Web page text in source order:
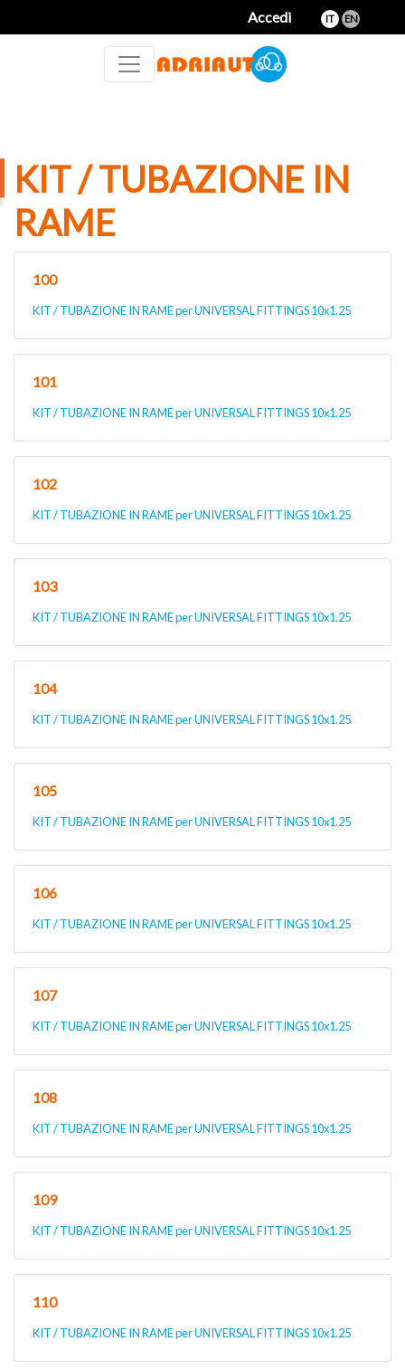
Accedi IT EN
KIT / TUBAZIONE IN
RAME
100
KIT / TUBAZIONE IN RAME per UNIVERSAL FITTINGS 10x1.25
101
KIT / TUBAZIONE IN RAME per UNIVERSAL FITTINGS 10x1.25
102
KIT / TUBAZIONE IN RAME per UNIVERSAL FITTINGS 10x1.25
103
KIT / TUBAZIONE IN RAME per UNIVERSAL FITTINGS 10x1.25
104
KIT / TUBAZIONE IN RAME per UNIVERSAL FITTINGS 10x1.25
105
KIT / TUBAZIONE IN RAME per UNIVERSAL FITTINGS 10x1.25
106
KIT / TUBAZIONE IN RAME per UNIVERSAL FITTINGS 10x1.25
107
KIT / TUBAZIONE IN RAME per UNIVERSAL FITTINGS 10x1.25
108
KIT / TUBAZIONE IN RAME per UNIVERSAL FITTINGS 10x1.25
109
KIT / TUBAZIONE IN RAME per UNIVERSAL FITTINGS 10x1.25
110
KIT / TUBAZIONE IN RAME per UNIVERSAL FITTINGS 10x1.25